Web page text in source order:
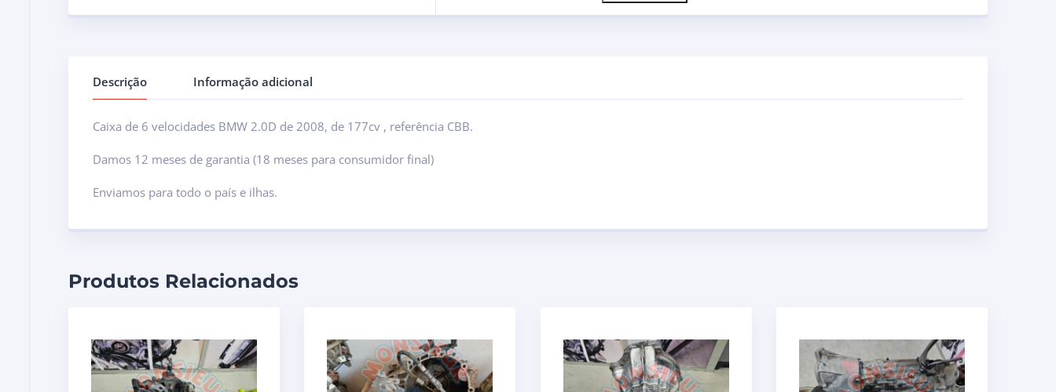
Descrição Informação adicional
Caixa de 6 velocidades BMW 2.0D de 2008, de 177cv , referência CBB.
Damos 12 meses de garantia (18 meses para consumidor final)
Enviamos para todo o país e ilhas.
Produtos Relacionados